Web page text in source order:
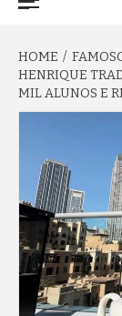
HOME
HENRIQUE
MIL ALUNOS E